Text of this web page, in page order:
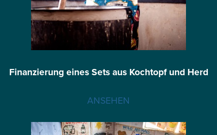
Finanzierung eines Sets aus Kochtopf und Herd
ANSEHEN